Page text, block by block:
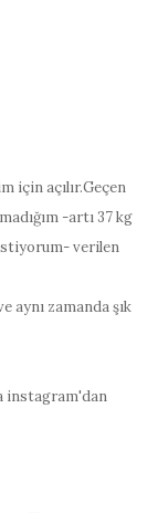
için açılır.Geçen
-artı 37 kg
istiyorum- verilen
zamanda şık
instagram'dan